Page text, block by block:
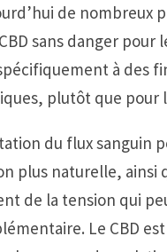
de nombreux
sans danger pour
à des
plutôt que pour
du flux sanguin
plus naturelle, ainsi
de la tension qui
Le CBD